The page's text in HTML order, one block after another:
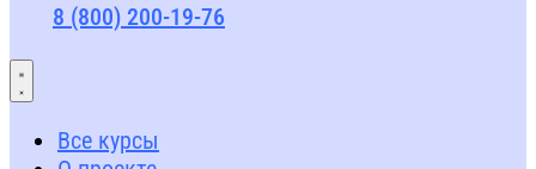
8 (800) 200-19-76
Все курсы